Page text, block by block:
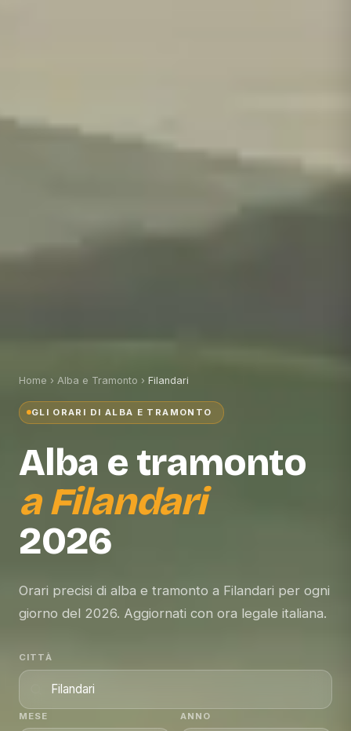
Home › Alba e Tramonto › Filandari
GLI ORARI DI ALBA E TRAMONTO
Alba e tramonto
aFilandari
2026
Orari precisi di alba e tramonto a Filandari per ogni
giorno del 2026. Aggiornati con ora legale italiana.
CITTÀ
MESE ANNO